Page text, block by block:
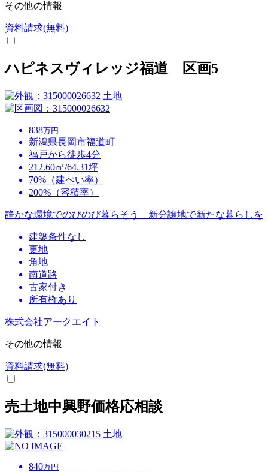
その他の情報
資料請求(無料)
ハピネスヴィレッジ福道 区画5
土地
838万円
新潟県長岡市福道町
福戸から徒歩4分
212.60㎡/64.31坪
70%（建ぺい率）
200%（容積率）
静かな環境でのびのび暮らそう 新分譲地で新たな暮らしを
建築条件なし
更地
角地
南道路
古家付き
所有権あり
株式会社アークエイト
その他の情報
資料請求(無料)
売土地中興野価格応相談
土地
840万円